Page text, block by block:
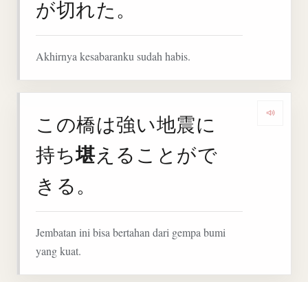
が切れた。
Akhirnya kesabaranku sudah habis.
この橋は強い地震に
持ち堪えることがで
きる。
Jembatan ini bisa bertahan dari gempa bumi
yang kuat.